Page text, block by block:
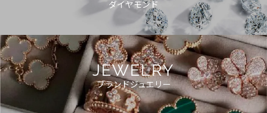
ダイヤモンド
JEWELRY
ブランドジュエリー